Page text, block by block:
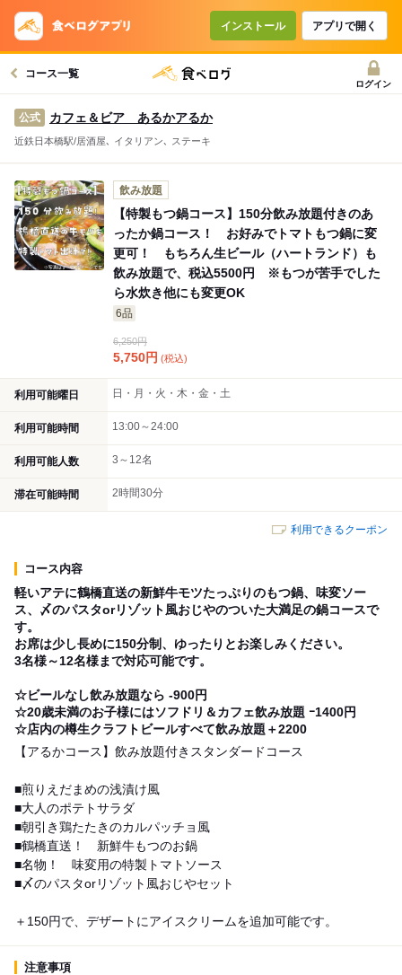
インストール アプリで開く
コース一覧
ログイン
公式 カフェ＆ビア あるかアるか
近鉄日本橋駅/居酒屋､ イタリアン､ ステーキ
飲み放題
【特製もつ鍋コース】150分飲み放題付きのあ
ったか鍋コース！ お好みでトマトもつ鍋に変
更可！ もちろん生ビール（ハートランド）も
飲み放題で、税込5500円 ※もつが苦手でした
ら水炊き他にも変更OK
6品
6,250円
5,750円 (税込)
利用可能曜日 日・月・火・木・金・土
利用可能時間 13:00～24:00
利用可能人数 3～12名
滞在可能時間 2時間30分
利用できるクーポン
コース内容
軽いアテに鶴橋直送の新鮮牛モツたっぷりのもつ鍋、味変ソー
ス、〆のパスタorリゾット風おじやのついた大満足の鍋コースで
す。
お席は少し長めに150分制、ゆったりとお楽しみください。
3名様～12名様まで対応可能です。
☆ビールなし飲み放題なら ‐900円
☆20歳未満のお子様にはソフドリ＆カフェ飲み放題 ｰ1400円
☆店内の樽生クラフトビールすべて飲み放題＋2200
【アるかコース】飲み放題付きスタンダードコース
■煎りえだまめの浅漬け風
■大人のポテトサラダ
■朝引き鶏たたきのカルパッチョ風
■鶴橋直送！ 新鮮牛もつのお鍋
■名物！ 味変用の特製トマトソース
■〆のパスタorリゾット風おじやセット
＋150円で、デザートにアイスクリームを追加可能です。
注意事項
コースで使えるクーポン
戻る
クーポンを利用せず予約する